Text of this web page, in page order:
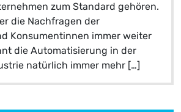
zum Standard gehören.
die Nachfragen der
Konsumentinnen immer weiter
die Automatisierung in der
natürlich immer mehr […]